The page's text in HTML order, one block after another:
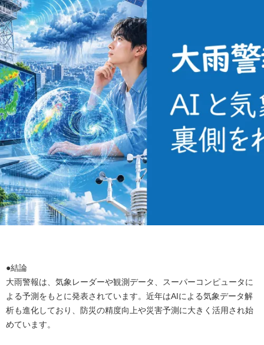
●結論
大雨警報は、気象レーダーや観測データ、スーパーコンピュータに
よる予測をもとに発表されています。近年はAIによる気象データ解
析も進化しており、防災の精度向上や災害予測に大きく活用され始
めています。